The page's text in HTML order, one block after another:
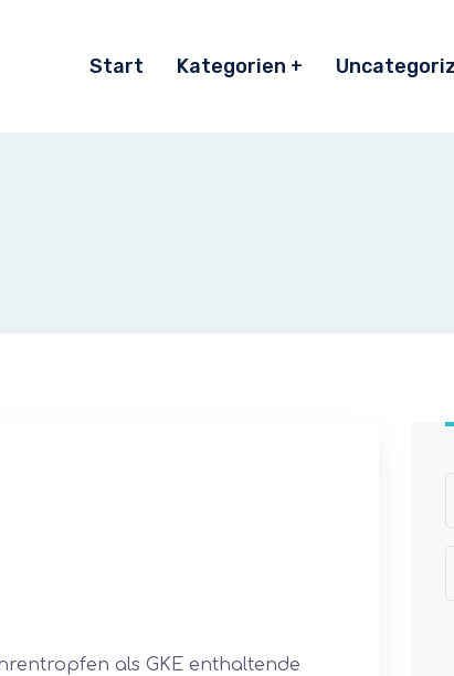
Start Kategorien
als GKE enthaltende